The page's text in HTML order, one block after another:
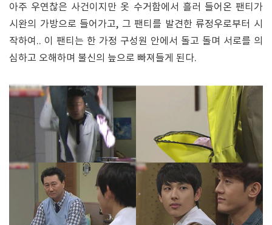
아주 우연찮은 사건이지만 옷 수거함에서 흘러 들어온 팬티가
시완의 가방으로 들어가고, 그 팬티를 발견한 류정우로부터 시
작하여.. 이 팬티는 한 가정 구성원 안에서 돌고 돌며 서로를 의
심하고 오해하며 불신의 늪으로 빠져들게 된다.